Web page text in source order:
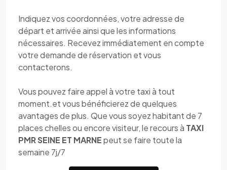
Indiquez vos coordonnées, votre adresse de
départ et arrivée ainsi que les informations
nécessaires. Recevez immédiatement en compte
votre demande de réservation et vous
contacterons.
Vous pouvez faire appel à votre taxi à tout
moment.et vous bénéficierez de quelques
avantages de plus. Que vous soyez habitant de 7
places chelles ou encore visiteur, le recours à TAXI
PMR SEINE ET MARNEpeut se faire toute la
semaine 7j/7